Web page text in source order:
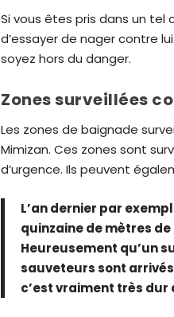
Si vous êtes pris dans un
d’essayer de nager contre
soyez hors du danger.
Zones surveillées
Les zones de baignade
Mimizan. Ces zones sont
d’urgence. Ils peuvent
L’an dernier par
quinzaine de mètres
Heureusement qu’un
sauveteurs sont
c’est vraiment très dur